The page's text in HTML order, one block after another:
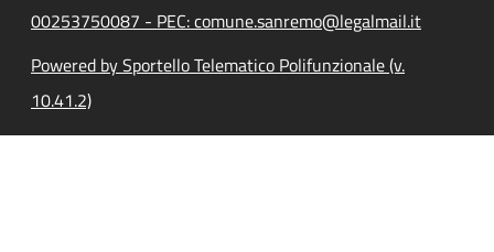
00253750087 - PEC: comune.sanremo@legalmail.it
Powered by Sportello Telematico Polifunzionale (v.
10.41.2)